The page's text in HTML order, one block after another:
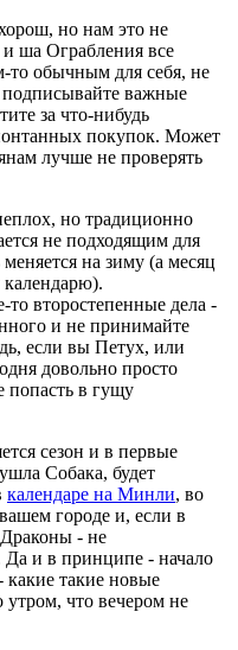
но нам это не
ша Ограбления все
обычным для себя, не
подписывайте важные
за что-нибудь
покупок. Может
лучше не проверять
но традиционно
не подходящим для
на зиму (а месяц
второстепенные дела -
и не принимайте
если вы Петух, или
довольно просто
попасть в гущу
сезон и в первые
Собака, будет
календаре на Минли, во
городе и, если в
- не
и в принципе - начало
такие новые
утром, что вечером не